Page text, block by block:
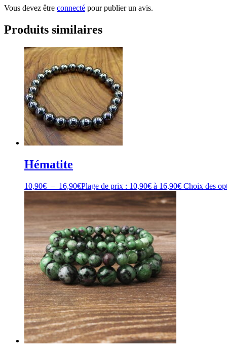
Vous devez être connecté pour publier un avis.
Produits similaires
Hématite
10,90€ – 16,90€Plage de prix : 10,90€ à 16,90€ Choix des